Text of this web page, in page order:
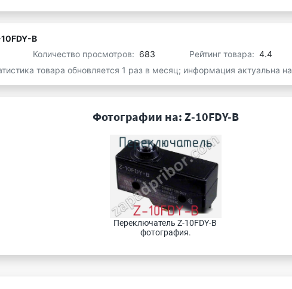
B
Количество просмотров: 683 Рейтинг товара: 4.4
товара обновляется 1 раз в месяц; информация актуальна на
Фотографии на: Z-10FDY-B
Переключатель Z-10FDY-B
фотография.